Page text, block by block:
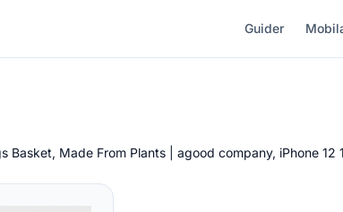
Guider
Basket, Made From Plants | agood company, iPhone 12